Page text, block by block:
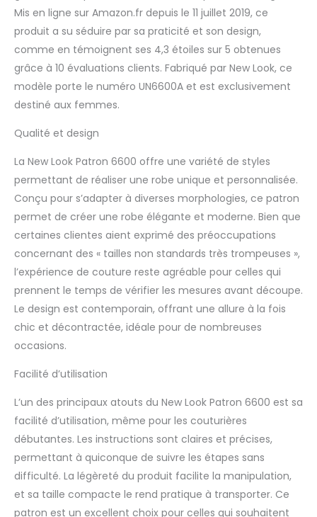
Mis en ligne sur Amazon.fr depuis le 11 juillet 2019, ce
produit a su séduire par sa praticité et son design,
comme en témoignent ses 4,3 étoiles sur 5 obtenues
grâce à 10 évaluations clients. Fabriqué par New Look, ce
modèle porte le numéro UN6600A et est exclusivement
destiné aux femmes.
Qualité et design
La New Look Patron 6600 offre une variété de styles
permettant de réaliser une robe unique et personnalisée.
Conçu pour s’adapter à diverses morphologies, ce patron
permet de créer une robe élégante et moderne. Bien que
certaines clientes aient exprimé des préoccupations
concernant des « tailles non standards très trompeuses »,
l’expérience de couture reste agréable pour celles qui
prennent le temps de vérifier les mesures avant découpe.
Le design est contemporain, offrant une allure à la fois
chic et décontractée, idéale pour de nombreuses
occasions.
Facilité d’utilisation
L’un des principaux atouts du New Look Patron 6600 est sa
facilité d’utilisation, même pour les couturières
débutantes. Les instructions sont claires et précises,
permettant à quiconque de suivre les étapes sans
difficulté. La légèreté du produit facilite la manipulation,
et sa taille compacte le rend pratique à transporter. Ce
patron est un excellent choix pour celles qui souhaitent